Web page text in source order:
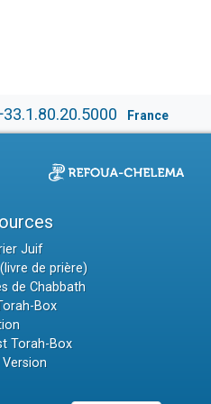
France
Juif
de prière)
de Chabbath
Box
Torah-Box
Version